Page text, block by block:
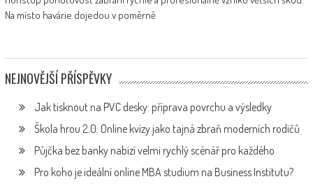
Na místo havárie dojedou v poměrně
NEJNOVĚJŠÍ PŘÍSPĚVKY
Jak tisknout na PVC desky: příprava povrchu a výsledky
Škola hrou 2.0: Online kvízy jako tajná zbraň moderních rodičů
Půjčka bez banky nabízí velmi rychlý scénář pro každého
Pro koho je ideální online MBA studium na Business Institutu?